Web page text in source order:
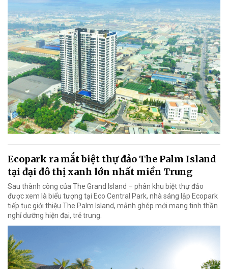
Ecopark ra mắt biệt thự đảo The Palm Island
tại đại đô thị xanh lớn nhất miền Trung
Sau thành công của The Grand Island – phân khu biệt thự đảo
được xem là biểu tượng tại Eco Central Park, nhà sáng lập Ecopark
tiếp tục giới thiệu The Palm Island, mảnh ghép mới mang tinh thần
nghỉ dưỡng hiện đại, trẻ trung.